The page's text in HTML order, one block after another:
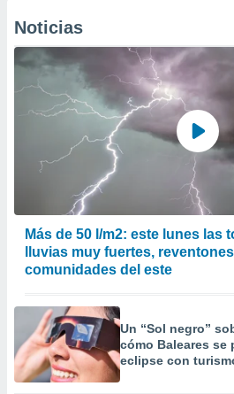
Noticias
Más de 50 l/m2: este lunes las
lluvias muy fuertes,
comunidades del este
Un “Sol negro”
cómo Baleares se
eclipse con